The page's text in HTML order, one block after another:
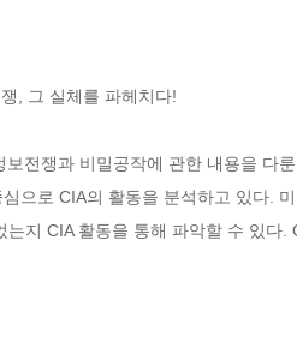
, 그 실체를 파헤치다!
보전쟁과 비밀공작에 관한 내용을
으로 CIA의 활동을 분석하고 있다.
지 CIA 활동을 통해 파악할 수 있